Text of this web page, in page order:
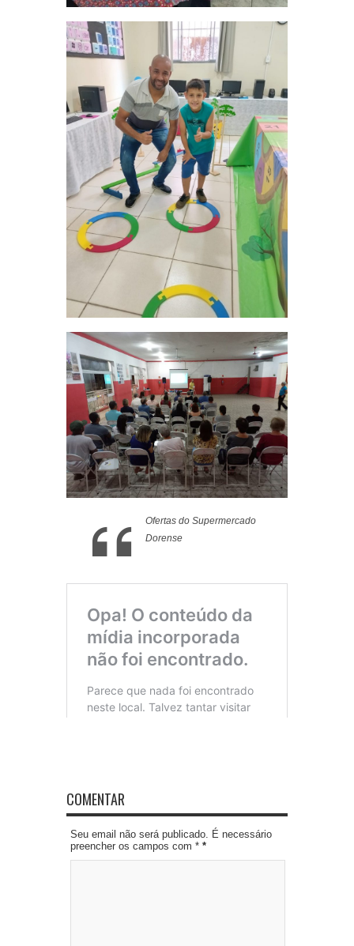
Ofertas do Supermercado
Dorense
COMENTAR
Seu email não será publicado. É necessário
preencher os campos com * *